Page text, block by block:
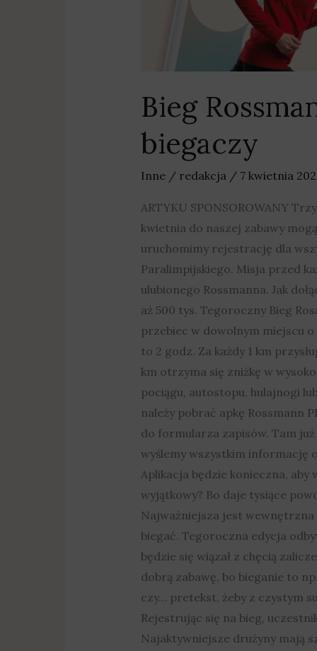
Bieg
biegaczy
Inne/ redakcja / 7 kwietnia
ARTYKU SPONSOROWANY
kwietnia do naszej zabawy
uruchomimy rejestrację dla
Paralimpijskiego. Misja przed
ulubionego Rossmanna. Jak
aż 500 tys. Tegoroczny Bieg
przebiec w dowolnym miejscu
to 2 godz. Za każdy 1 km
km otrzyma się zniżkę w
pociągu, autostopu, hulajnogi
należy pobrać apkę Rossmann
do formularza zapisów. Tam
wyślemy wszystkim informację
Aplikacja będzie konieczna, aby
wyjątkowy? Bo daje tysiące
Najważniejsza jest wewnętrzna
biegać. Tegoroczna edycja
będzie się wiązał z chęcią
dobrą zabawę, bo bieganie to
czy… pretekst, żeby z czystym
Rejestrując się na bieg,
Najaktywniejsze drużyny mają